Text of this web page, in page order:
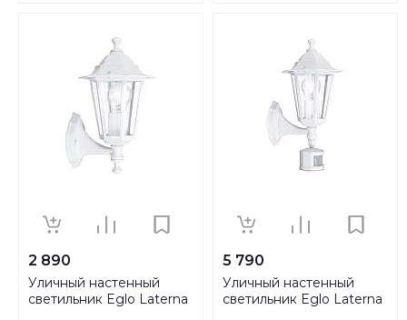
2 890
Уличный настенный
светильник Eglo Laterna
5 790
Уличный настенный
светильник Eglo Laterna